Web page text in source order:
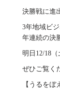
決勝戦に進
3年地域ビ
年連続の決
明日12/18
ぜひご覧く
【うるを